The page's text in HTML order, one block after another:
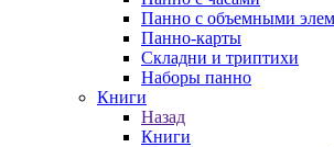
Панно с объемными
Панно-карты
Складни и триптихи
Наборы панно
Книги
Назад
Книги